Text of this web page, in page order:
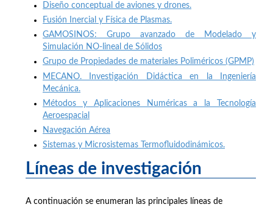
Diseño conceptual de aviones y drones.
Fusión Inercial y Física de Plasmas.
GAMOSINOS: Grupo avanzado de Modelado y
Simulación NO-lineal de Sólidos
Grupo de Propiedades de materiales Poliméricos (GPMP)
MECANO. Investigación Didáctica en la Ingeniería
Mecánica.
Métodos y Aplicaciones Numéricas a la Tecnología
Aeroespacia
Navegación Aérea
Sistemas y Microsistemas Termofluidodinámicos.
Líneas de investigación
A continuación se enumeran las principales líneas de